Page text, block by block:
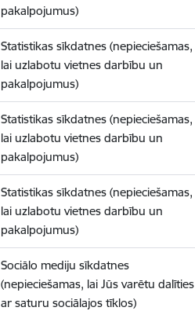
pakalpojumus)
Statistikas sīkdatnes (nepieciešamas,
lai uzlabotu vietnes darbību un
pakalpojumus)
Statistikas sīkdatnes (nepieciešamas,
lai uzlabotu vietnes darbību un
pakalpojumus)
Statistikas sīkdatnes (nepieciešamas,
lai uzlabotu vietnes darbību un
pakalpojumus)
Sociālo mediju sīkdatnes
(nepieciešamas, lai Jūs varētu dalīties
ar saturu sociālajos tīklos)